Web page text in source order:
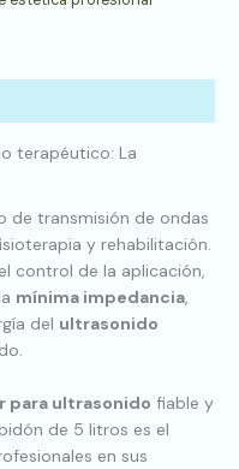
terapéutico: La
de transmisión de ondas
y rehabilitación.
control de la aplicación,
mínima impedancia,
del ultrasonido
para ultrasonido fiable y
de 5 litros es el
en sus